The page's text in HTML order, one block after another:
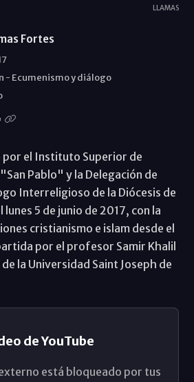
LLAMAS
Fortes
- Ecumenismo y diálogo
por el Instituto Superior de
Pablo" y la Delegación de
Interreligioso de la Diócesis de
5 de junio de 2017, con la
cristianismo e islam desde el
por el profesor Samir Khalil
la Universidad Saint Joseph de
de YouTube
está bloqueado por tus